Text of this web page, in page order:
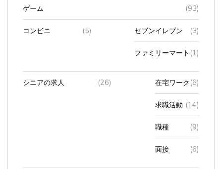
ゲーム (93)
コンビニ (5) セブンイレブン (3)
(1)
シニアの求人 (26) 在宅ワーク (6)
求職活動 (14)
職種 (9)
面接 (6)